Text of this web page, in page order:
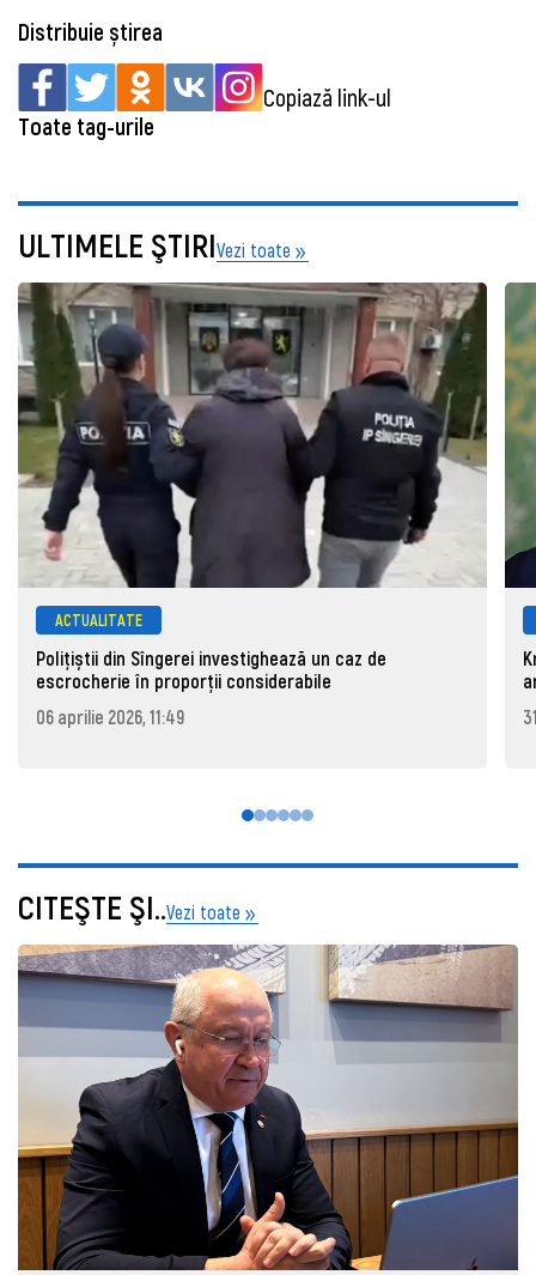
Distribuie știrea
Copiază link-ul
Toate tag-urile
ULTIMELE ŞTIRIVezi toate
ACTUALITATE
Polițiștii din Sîngerei investighează un caz de
escrocherie în proporții considerabile
06 aprilie 2026, 11:49
CITEŞTE ŞI..Vezi toate